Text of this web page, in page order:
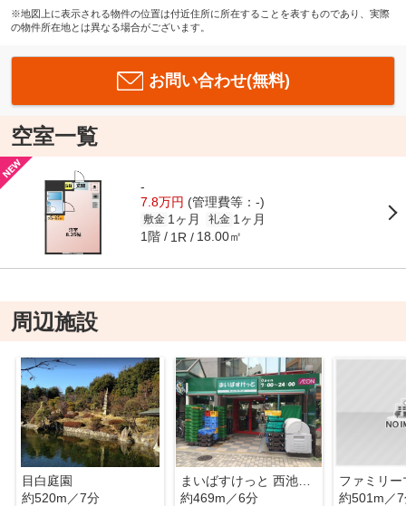
※地図上に表示される物件の位置は付近住所に所在することを表すものであり、実際
の物件所在地とは異なる場合がございます。
お問い合わせ(無料)
空室一覧
-
7.8万円 (管理費等：-)
敷金 1ヶ月 礼金 1ヶ月
1階 1R 18.00㎡
周辺施設
目白庭園
約520m／7分
まいばすけっと 西池袋３丁目店
約469m／6分
約501m／